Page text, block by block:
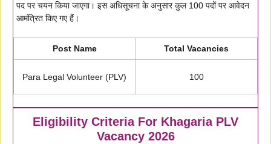
पद पर चयन किया जाएगा। इस अधिसूचना के अनुसार कुल 100 पदों पर आवेदन
आमंत्रित किए गए हैं।
Post Name Total Vacancies
Para Legal Volunteer (PLV) 100
Eligibility Criteria For Khagaria PLV
Vacancy 2026